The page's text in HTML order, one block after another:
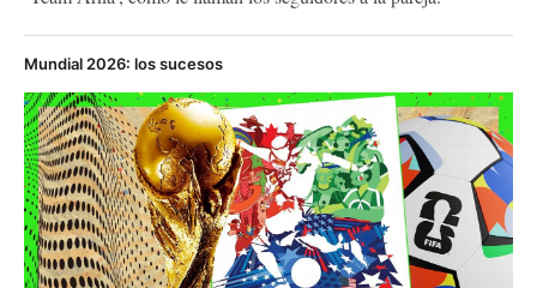
Mundial 2026: los sucesos